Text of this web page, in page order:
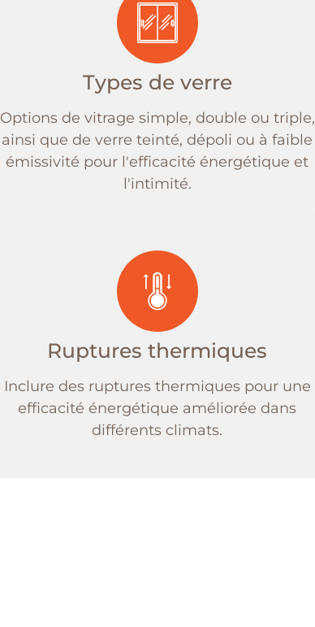
Types de verre
Options de vitrage simple, double ou triple,
ainsi que de verre teinté, dépoli ou à faible
émissivité pour l'efficacité énergétique et
l'intimité.
Ruptures thermiques
Inclure des ruptures thermiques pour une
efficacité énergétique améliorée dans
différents climats.